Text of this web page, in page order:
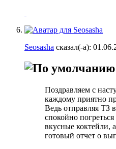
Seosasha сказал(-а):
Поздравляем с
каждому приятно
Ведь отправляя ТЗ
спокойно
вкусные коктейли,
готовый отчет о